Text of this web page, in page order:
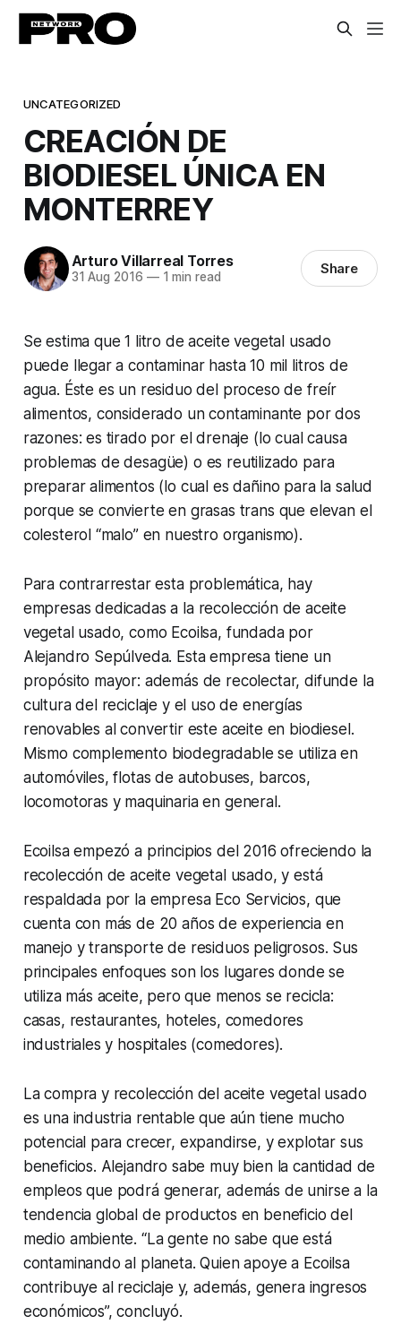
UNCATEGORIZED
CREACIÓN DE
BIODIESEL ÚNICA EN
MONTERREY
Arturo Villarreal Torres
31 Aug 2016 —1 min read Share
Se estima que 1 litro de aceite vegetal usado
puede llegar a contaminar hasta 10 mil litros de
agua. Éste es un residuo del proceso de freír
alimentos, considerado un contaminante por dos
razones: es tirado por el drenaje (lo cual causa
problemas de desagüe) o es reutilizado para
preparar alimentos (lo cual es dañino para la salud
porque se convierte en grasas trans que elevan el
colesterol “malo” en nuestro organismo).
Para contrarrestar esta problemática, hay
empresas dedicadas a la recolección de aceite
vegetal usado, como Ecoilsa, fundada por
Alejandro Sepúlveda. Esta empresa tiene un
propósito mayor: además de recolectar, difunde la
cultura del reciclaje y el uso de energías
renovables al convertir este aceite en biodiesel.
Mismo complemento biodegradable se utiliza en
automóviles, flotas de autobuses, barcos,
locomotoras y maquinaria en general.
Ecoilsa empezó a principios del 2016 ofreciendo la
recolección de aceite vegetal usado, y está
respaldada por la empresa Eco Servicios, que
cuenta con más de 20 años de experiencia en
manejo y transporte de residuos peligrosos. Sus
principales enfoques son los lugares donde se
utiliza más aceite, pero que menos se recicla:
casas, restaurantes, hoteles, comedores
industriales y hospitales (comedores).
La compra y recolección del aceite vegetal usado
es una industria rentable que aún tiene mucho
potencial para crecer, expandirse, y explotar sus
beneficios. Alejandro sabe muy bien la cantidad de
empleos que podrá generar, además de unirse a la
tendencia global de productos en beneficio del
medio ambiente. “La gente no sabe que está
contaminando al planeta. Quien apoye a Ecoilsa
contribuye al reciclaje y, además, genera ingresos
económicos”, concluyó.